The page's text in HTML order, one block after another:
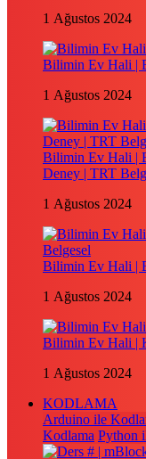
1 Ağustos 2024
Bilimin Ev Hali |
1 Ağustos 2024
Bilimin Ev Hali |
Deney | TRT
1 Ağustos 2024
Bilimin Ev Hali |
1 Ağustos 2024
Bilimin Ev Hali |
1 Ağustos 2024
KODLAMA
Arduino ile
Kodlama Python